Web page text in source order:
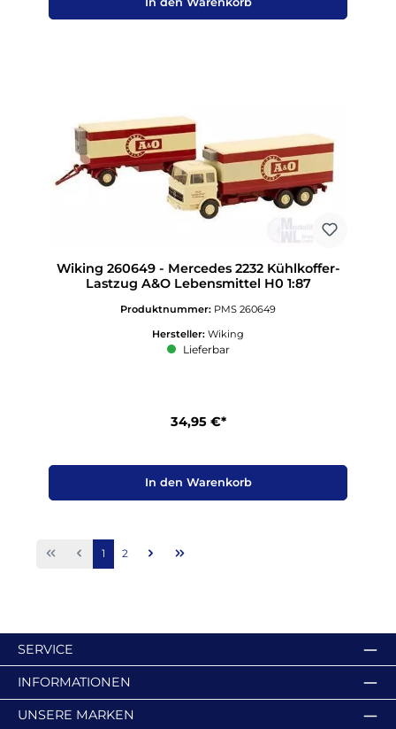
Wiking 260649 - Mercedes 2232 Kühlkoffer-
Lastzug A&O Lebensmittel H0 1:87
Produktnummer: PMS 260649
Hersteller: Wiking
Lieferbar
34,95 €*
In den Warenkorb
Seite
1 Seite
2
SERVICE
INFORMATIONEN
UNSERE MARKEN